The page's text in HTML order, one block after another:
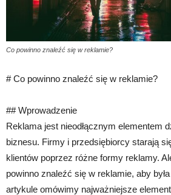
Co powinno znaleźć się w reklamie?
# Co powinno znaleźć się w reklamie?
## Wprowadzenie
Reklama jest nieodłącznym elementem
biznesu. Firmy i przedsiębiorcy starają
klientów poprzez różne formy reklamy.
powinno znaleźć się w reklamie, aby
artykule omówimy najważniejsze